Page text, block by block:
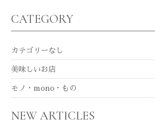
CATEGORY
カテゴリーなし
美味しいお店
モノ・mono・もの
NEW ARTICLES